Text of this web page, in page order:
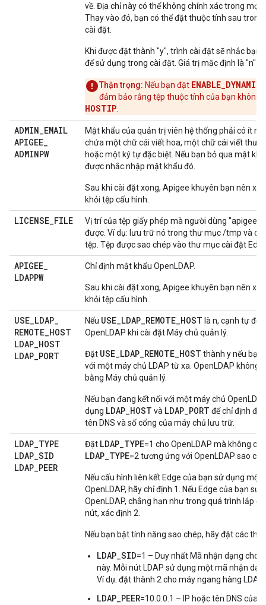
về. Địa chỉ này có thể không chính xác trong mọi
Thay vào đó, bạn có thể đặt thuộc tính sau trong
cài đặt.
Khi được đặt thành "y", trình cài đặt sẽ nhắc bạn
để sử dụng trong cài đặt. Giá trị mặc định là "n".
Thận trọng: Nếu bạn đặt
đảm bảo rằng tệp thuộc tính của bạn không
HOSTIP
ADMIN_EMAIL
APIGEE_
ADMINPW
Mật khẩu của quản trị viên hệ thống phải có ít
chứa một chữ cái viết hoa, một chữ cái viết
hoặc một ký tự đặc biệt. Nếu bạn bỏ qua mật
được nhắc nhập mật khẩu đó.
Sau khi cài đặt xong, Apigee khuyên bạn nên
khỏi tệp cấu hình.
LICENSE_FILE
Vị trí của tệp giấy phép mà người dùng "apigee"
được. Ví dụ: lưu trữ nó trong thư mục /tmp và
tệp. Tệp được sao chép vào thư mục cài đặt
APIGEE_
LDAPPW
Chỉ định mật khẩu OpenLDAP.
Sau khi cài đặt xong, Apigee khuyên bạn nên
khỏi tệp cấu hình.
USE_LDAP_
REMOTE_HOST
LDAP_HOST
LDAP_PORT
Nếu USE_LDAP_REMOTE_HOST là n, cạnh tự
OpenLDAP khi cài đặt Máy chủ quản lý.
Đặt USE_LDAP_REMOTE_HOST thành y nếu bạn
với một máy chủ LDAP từ xa. OpenLDAP không
bằng Máy chủ quản lý.
Nếu bạn đang kết nối với một máy chủ
dụng LDAP_HOST và LDAP_PORT để chỉ định địa
tên DNS và số cổng của máy chủ lưu trữ.
LDAP_TYPE
LDAP_SID
LDAP_PEER
Đặt LDAP_TYPE=1 cho OpenLDAP mà không có
LDAP_TYPE=2 tương ứng với OpenLDAP sao
Nếu cấu hình liên kết Edge của bạn sử dụng một
OpenLDAP, hãy chỉ định 1. Nếu Edge của bạn sử
OpenLDAP, chẳng hạn như trong quá trình lắp
nút, xác định 2.
Nếu bạn bật tính năng sao chép, hãy đặt các
LDAP_SID=1 – Duy nhất Mã nhận dạng cho
này. Mỗi nút LDAP sử dụng một mã nhận
Ví dụ: đặt thành 2 cho máy ngang hàng LDAP.
LDAP_PEER=10.0.0.1 – IP hoặc tên DNS của